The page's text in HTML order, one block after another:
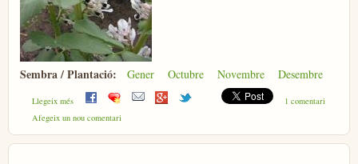
Sembra / Plantació: Gener Octubre Novembre Desembre
Llegeix més
sobre Faves
1 comentari
Afegeix un nou comentari